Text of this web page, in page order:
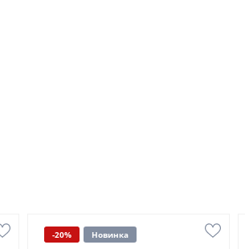
-20% Новинка